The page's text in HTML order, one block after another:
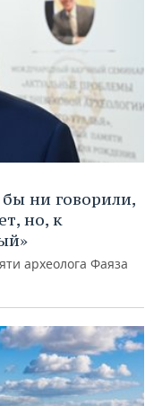
ни говорили,
но, к
археолога Фаяза